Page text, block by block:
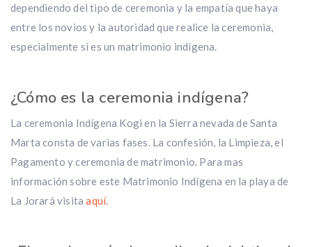
dependiendo del tipo de ceremonia y la empatía que haya
entre los novios y la autoridad que realice la ceremonia,
especialmente si es un matrimonio indígena.
¿Cómo es la ceremonia indígena?
La ceremonia Indígena Kogi en la Sierra nevada de Santa
Marta consta de varias fases. La confesión, la Limpieza, el
Pagamento y ceremonia de matrimonio. Para mas
información sobre este Matrimonio Indígena en la playa de
La Jorará visitaaquí.